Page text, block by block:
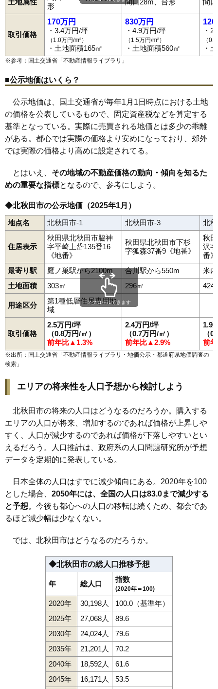
形
取引価格
170万円
・3.4万円/坪
（1.0万円/m²）
・土地面積165㎡
830万円
・4.9万円/坪
（1.5万円/m²）
・土地面積560㎡
120
・
（
・
※参考：国土交通省「不動産情報ライブラリ 」
■公示地価はいくら？
公示地価は、国土交通省が毎年1月1日時点における土地
の価格を公表しているもので、固定資産税などを算定する
基準となっている。実際に売買される地価とは多少の乖離
がある。都心では実際の価格より安めになっており、郊外
では実際の価格より高めに設定されてる。
とはいえ、 その地域の不動産価格の動向・傾向を知るた
めの重要な指標となるので、参考にしよう。
◆北秋田市の公示地価（2025年1月）
地点名 北秋田市-1 北秋田市-3 北
住居表示
秋田県北秋田市脇神
字平崎上岱135番16
《地番》
秋田県北秋田市下杉
字狐森37番9《地番》
秋
沢
番》
最寄り駅
鷹ノ巣駅から2100m 合川駅から550m
米
土地面積
303㎡ 296㎡ 424
用途区分
第1種低層住居専用地
域
取引価格
2.5万円/坪
（0.8万円/㎡）
前年比▲1.3%
2.4万円/坪
（0.7万円/㎡）
前年比▲2.9%
1.9
（
前
スクロールできます
※出所：国土交通省「不動産情報ライブラリ・地価公示・都道府県地価調査の
検索 」
エリアの将来性を人口予想から検討しよう
北秋田市の将来の人口はどうなるのだろうか。購入する
エリアの人口が将来、増加するのであれば価格が上昇しや
すく、人口が減少するのであれば価格が下落しやすいとい
えるだろう。人口推計は、政府系の人口問題研究所が予想
データを定期的に発表している。
日本全体の人口はすでに減少傾向にある。2020年を100
とした場合、 2050年には、全国の人口は83.0まで減少する
と予想。今後も都心への人口の移転は続くため、都会であ
るほど減少幅は少なくない。
では、北秋田市はどうなるのだろうか。
◆北秋田市の総人口推移予想
年 総人口
指数
(2020年＝100)
2020年 30,198人
100.0（基準年）
2025年
27,068人
89.6
2030年
24,024人
79.6
2035年
21,201人
70.2
2040年
18,592人
61.6
2045年
16,171人
53.5
今泉浦田 大町 材木町 下杉 鷹巣
七日市新田目八幡岱新田花園町羽根山東横町本城松葉町
前山駅 鷹ノ巣駅 西鷹巣駅 大野台駅 米内沢駅
桂瀬駅阿仁前田温泉駅阿仁合駅